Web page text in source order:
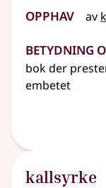
Opphav av
Betydning
bok der
embetet
kallsyrke